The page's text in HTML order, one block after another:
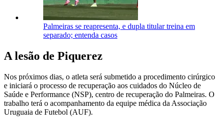
Palmeiras se reapresenta, e dupla titular treina em
separado; entenda casos
A lesão de Piquerez
Nos próximos dias, o atleta será submetido a procedimento cirúrgico
e iniciará o processo de recuperação aos cuidados do Núcleo de
Saúde e Performance (NSP), centro de recuperação do Palmeiras. O
trabalho terá o acompanhamento da equipe médica da Associação
Uruguaia de Futebol (AUF).